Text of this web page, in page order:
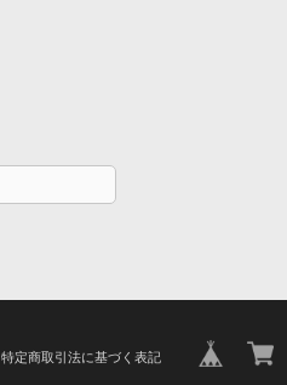
特定商取引法に基づく表記